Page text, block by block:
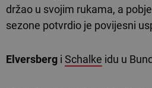
držao u svojim rukama, a
sezone potvrdio je povijesni
Elversberg i Schalke idu u